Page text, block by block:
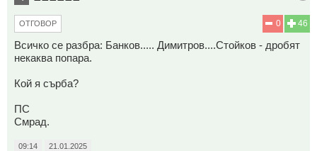
46
0
ОТГОВОР
Всичко се разбра: Банков..... Димитров....Стойков - дробят
некаква попара.
Кой я сърба?
ПС
Смрад.
09:14 21.01.2025